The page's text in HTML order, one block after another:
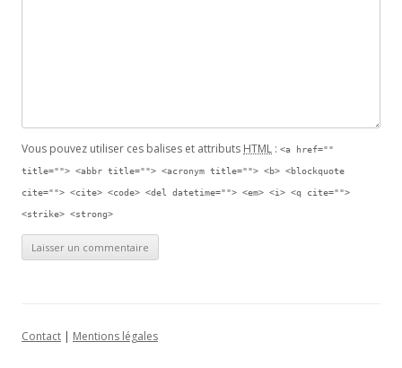
Vous pouvez utiliser ces balises et attributs HTML : <a href=""
title=""> <abbr title=""> <acronym title=""> <b> <blockquote
cite=""> <cite> <code> <del datetime=""> <em> <i> <q cite="">
<strike> <strong>
Contact | Mentions légales